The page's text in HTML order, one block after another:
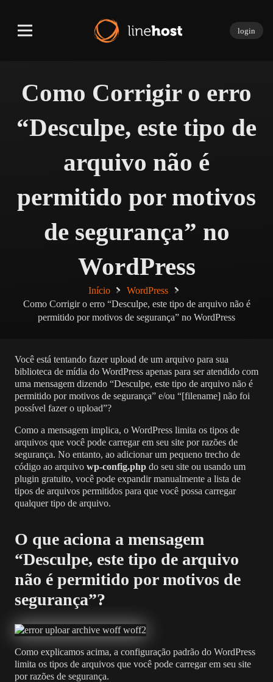
login
Como Corrigir o erro
“Desculpe, este tipo de
arquivo não é
permitido por motivos
de segurança” no
WordPress
Início
WordPress
Como Corrigir o erro “Desculpe, este tipo de arquivo não é
permitido por motivos de segurança” no WordPress
Você está tentando fazer upload de um arquivo para sua
biblioteca de mídia do WordPress apenas para ser atendido com
uma mensagem dizendo “Desculpe, este tipo de arquivo não é
permitido por motivos de segurança” e/ou “[filename] não foi
possível fazer o upload”?
Como a mensagem implica, o WordPress limita os tipos de
arquivos que você pode carregar em seu site por razões de
segurança. No entanto, ao adicionar um pequeno trecho de
código ao arquivo wp-config.php do seu site ou usando um
plugin gratuito, você pode expandir manualmente a lista de
tipos de arquivos permitidos para que você possa carregar
qualquer tipo de arquivo.
O que aciona a mensagem
“Desculpe, este tipo de arquivo
não é permitido por motivos de
segurança”?
Como explicamos acima, a configuração padrão do WordPress
limita os tipos de arquivos que você pode carregar em seu site
por razões de segurança.